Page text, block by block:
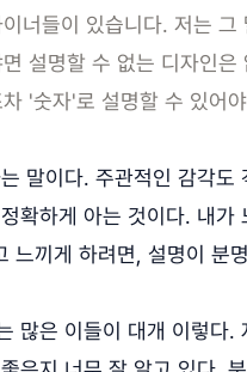
너들이 있습니다. 저는 그
설명할 수 없는 디자인은
'숫자'로 설명할 수 있어
말이다. 주관적인 감각도
확하게 아는 것이다. 내가
느끼게 하려면, 설명이 분
많은 이들이 대개 이렇다.